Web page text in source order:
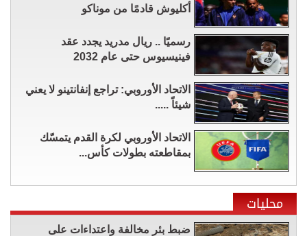
أكليوش قادمًا من موناكو
رسميًا .. ريال مدريد يجدد عقد
فينيسيوس حتى عام 2032
الاتحاد الأوروبي: تراجع إنفانتينو لا يعني
شيئاً .....
الاتحاد الأوروبي لكرة القدم يتمسّك
بمقاطعته بطولات كأس...
محليات
ضبط بئر مخالفة واعتداءات على